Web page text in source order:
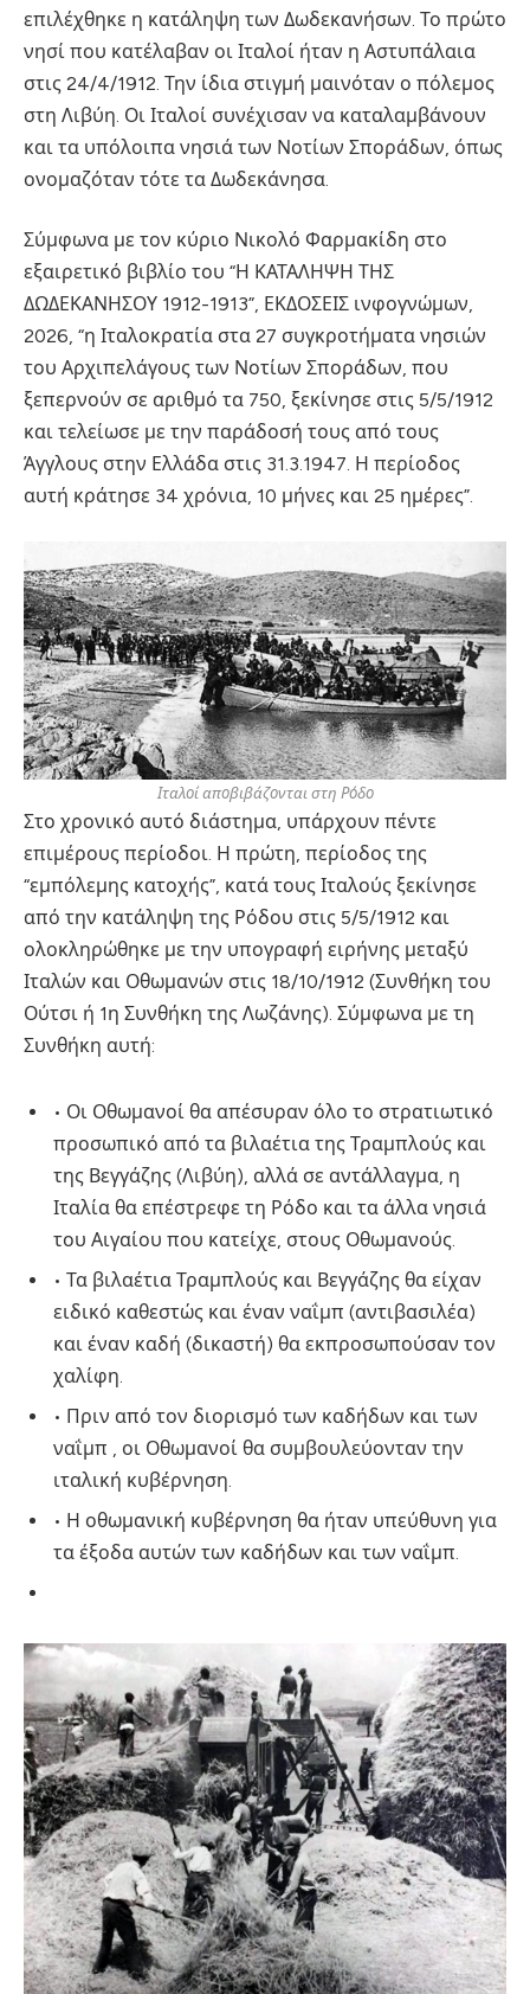
επιλέχθηκε η κατάληψη των Δωδεκανήσων. Το πρώτο
νησί που κατέλαβαν οι Ιταλοί ήταν η Αστυπάλαια
στις 24/4/1912. Την ίδια στιγμή μαινόταν ο πόλεμος
στη Λιβύη. Οι Ιταλοί συνέχισαν να καταλαμβάνουν
και τα υπόλοιπα νησιά των Νοτίων Σποράδων, όπως
ονομαζόταν τότε τα Δωδεκάνησα.
Σύμφωνα με τον κύριο Νικολό Φαρμακίδη στο
εξαιρετικό βιβλίο του “Η ΚΑΤΑΛΗΨΗ ΤΗΣ
ΔΩΔΕΚΑΝΗΣΟΥ 1912-1913”, ΕΚΔΟΣΕΙΣ ινφογνώμων,
2026, “η Ιταλοκρατία στα 27 συγκροτήματα νησιών
του Αρχιπελάγους των Νοτίων Σποράδων, που
ξεπερνούν σε αριθμό τα 750, ξεκίνησε στις 5/5/1912
και τελείωσε με την παράδοσή τους από τους
Άγγλους στην Ελλάδα στις 31.3.1947. Η περίοδος
αυτή κράτησε 34 χρόνια, 10 μήνες και 25 ημέρες”.
Ιταλοί αποβιβάζονται στη Ρόδο
Στο χρονικό αυτό διάστημα, υπάρχουν πέντε
επιμέρους περίοδοι. Η πρώτη, περίοδος της
“εμπόλεμης κατοχής”, κατά τους Ιταλούς ξεκίνησε
από την κατάληψη της Ρόδου στις 5/5/1912 και
ολοκληρώθηκε με την υπογραφή ειρήνης μεταξύ
Ιταλών και Οθωμανών στις 18/10/1912 (Συνθήκη του
Ούτσι ή 1η Συνθήκη της Λωζάνης). Σύμφωνα με τη
Συνθήκη αυτή:
• Οι Οθωμανοί θα απέσυραν όλο το στρατιωτικό
προσωπικό από τα βιλαέτια της Τραμπλούς και
της Βεγγάζης (Λιβύη), αλλά σε αντάλλαγμα, η
Ιταλία θα επέστρεφε τη Ρόδο και τα άλλα νησιά
του Αιγαίου που κατείχε, στους Οθωμανούς.
• Τα βιλαέτια Τραμπλούς και Βεγγάζης θα είχαν
ειδικό καθεστώς και έναν ναΐμπ (αντιβασιλέα)
και έναν καδή (δικαστή) θα εκπροσωπούσαν τον
χαλίφη.
• Πριν από τον διορισμό των καδήδων και των
ναΐμπ , οι Οθωμανοί θα συμβουλεύονταν την
ιταλική κυβέρνηση.
• Η οθωμανική κυβέρνηση θα ήταν υπεύθυνη για
τα έξοδα αυτών των καδήδων και των ναΐμπ.